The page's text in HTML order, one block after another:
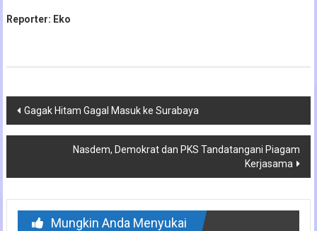
Reporter: Eko
Navigasi
pos
Gagak Hitam Gagal Masuk ke Surabaya
Nasdem, Demokrat dan PKS Tandatangani Piagam
Kerjasama
Mungkin Anda Menyukai